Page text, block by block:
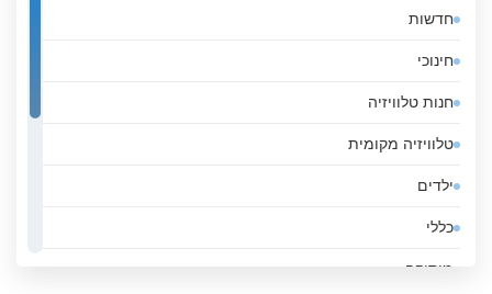
אלג&#039;יריה
אנגולה
אנדורה
אסטוניה
אפגניסטן
אקוודור
חדשות
חינוכי
חנות טלוויזיה
טלוויזיה מקומית
ילדים
כללי
מוסיקה